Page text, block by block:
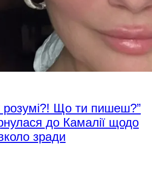
розумі?! Що ти пишеш?”
до Камалії щодо
зради